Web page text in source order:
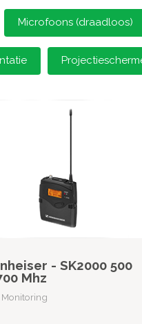
Microfoons (draadloos)
- SK2000 500
Mhz
Monitoring